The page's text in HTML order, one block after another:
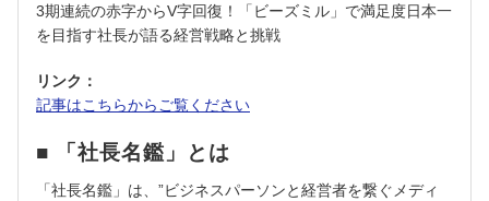
3期連続の赤字からV字回復！「ビーズミル」で満足度日本一
を目指す社長が語る経営戦略と挑戦
リンク：
記事はこちらからご覧ください
■ 「社長名鑑」とは
「社長名鑑」は、”ビジネスパーソンと経営者を繋ぐメディ